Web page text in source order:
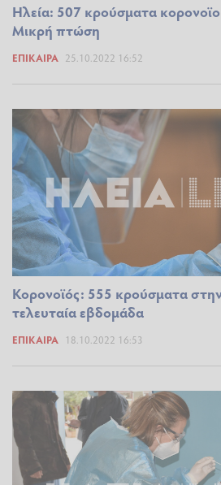
Ηλεία: 507 κρούσματα
Μικρή πτώση
ΕΠΊΚΑΙΡΑ 25.10.2022 16:52
Κορονοϊός: 555 κρούσματα
τελευταία εβδομάδα
ΕΠΊΚΑΙΡΑ 18.10.2022 16:53